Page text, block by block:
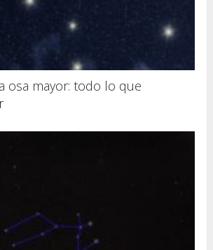
osa mayor: todo lo que